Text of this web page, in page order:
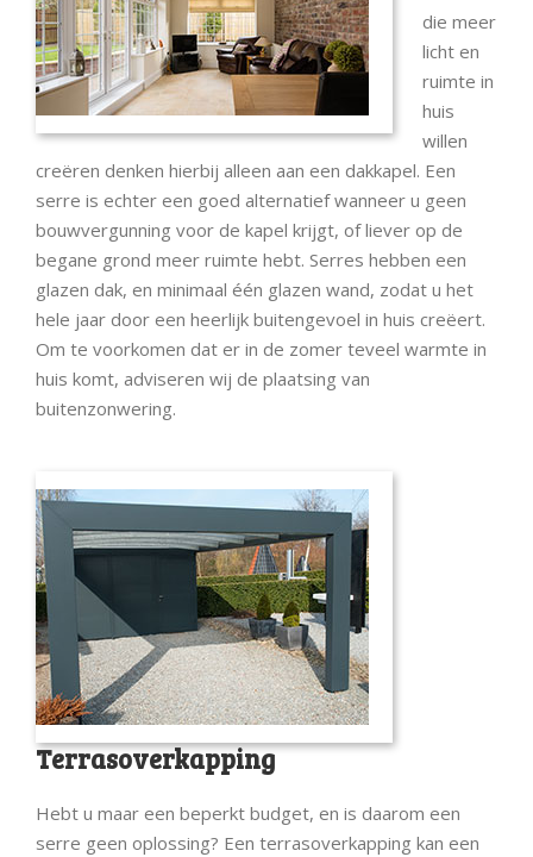
die meer
licht en
ruimte in
huis
willen
creëren denken hierbij alleen aan een dakkapel. Een
serre is echter een goed alternatief wanneer u geen
bouwvergunning voor de kapel krijgt, of liever op de
begane grond meer ruimte hebt. Serres hebben een
glazen dak, en minimaal één glazen wand, zodat u het
hele jaar door een heerlijk buitengevoel in huis creëert.
Om te voorkomen dat er in de zomer teveel warmte in
huis komt, adviseren wij de plaatsing van
buitenzonwering.
Terrasoverkapping
Hebt u maar een beperkt budget, en is daarom een
serre geen oplossing? Een terrasoverkapping kan een